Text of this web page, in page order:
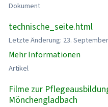
Dokument
technische_seite.html
Letzte Änderung: 23.
Mehr Informationen
Artikel
Filme zur
Mönchengladbach